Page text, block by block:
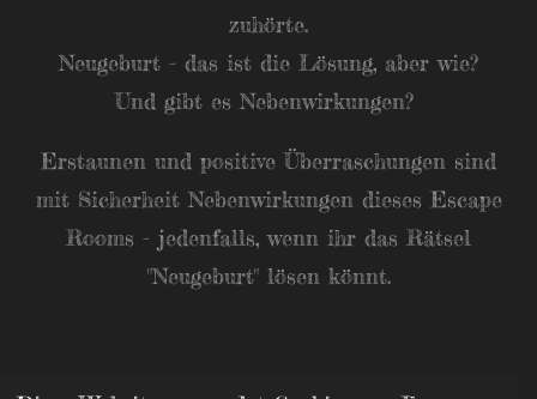
zuhörte.
Neugeburt - das ist die Lösung, aber wie?
Und gibt es Nebenwirkungen?
Erstaunen und positive Überraschungen sind
mit Sicherheit Nebenwirkungen dieses Escape
Rooms - jedenfalls, wenn ihr das Rätsel
"Neugeburt" lösen könnt.